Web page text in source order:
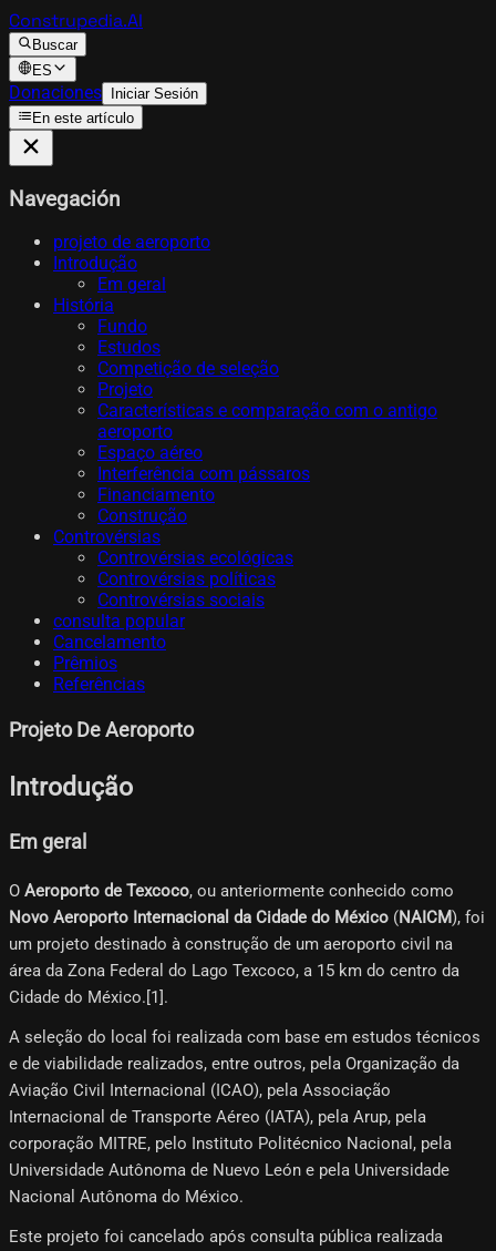
Construpedia.AI
Buscar
ES
Donaciones Iniciar Sesión
En este artículo
Navegación
projeto de aeroporto
Introdução
Em geral
História
Fundo
Estudos
Competição de seleção
Projeto
Características e comparação com o antigo
aeroporto
Espaço aéreo
Interferência com pássaros
Financiamento
Construção
Controvérsias
Controvérsias ecológicas
Controvérsias políticas
Controvérsias sociais
consulta popular
Cancelamento
Prêmios
Referências
Projeto De Aeroporto
Introdução
Em geral
O Aeroporto de Texcoco, ou anteriormente conhecido como
Novo Aeroporto Internacional da Cidade do México (NAICM), foi
um projeto destinado à construção de um aeroporto civil na
área da Zona Federal do Lago Texcoco, a 15 km do centro da
Cidade do México.[1]​.
A seleção do local foi realizada com base em estudos técnicos
e de viabilidade realizados, entre outros, pela Organização da
Aviação Civil Internacional (ICAO), pela Associação
Internacional de Transporte Aéreo (IATA), pela Arup, pela
corporação MITRE, pelo Instituto Politécnico Nacional, pela
Universidade Autônoma de Nuevo León e pela Universidade
Nacional Autônoma do México.
Este projeto foi cancelado após consulta pública realizada